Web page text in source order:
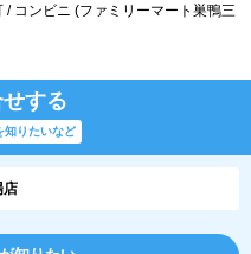
/ コンビニ (ファミリーマート巣鴨三
する
知りたいなど
店